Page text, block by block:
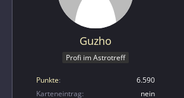
Guzho
Profi im Astrotreff
Punkte
6.590
Karteneintrag
nein